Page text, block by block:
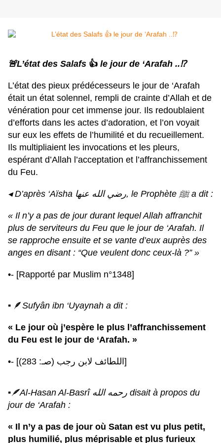
🚨L’état des Salafs 👍 le jour de ‘Arafah ..⁉️
L’état des pieux prédécesseurs le jour de ‘Arafah
était un état solennel, rempli de crainte d’Allah et de
vénération pour cet immense jour. Ils redoublaient
d’efforts dans les actes d’adoration, et l’on voyait
sur eux les effets de l’humilité et du recueillement.
Ils multipliaient les invocations et les pleurs,
espérant d’Allah l’acceptation et l’affranchissement
du Feu.
◂ D’après ‘Aïsha رضي الله عنها, le Prophète ﷺ a dit :
« Il n’y a pas de jour durant lequel Allah affranchit
plus de serviteurs du Feu que le jour de ‘Arafah. Il
se rapproche ensuite et se vante d’eux auprès des
anges en disant : “Que veulent donc ceux-là ?” »
•- [Rapporté par Muslim n°1348]
▪︎ 🪶Sufyân ibn ‘Uyaynah a dit :
« Le jour où j’espère le plus l’affranchissement
du Feu est le jour de ‘Arafah. »
•- [اللطائف لابن رجب (صـ: 283)]
▪︎🪶Al-Hasan Al-Basrî رحمه الله disait à propos du
jour de ‘Arafah :
« Il n’y a pas de jour où Satan est vu plus petit,
plus humilié, plus méprisable et plus furieux